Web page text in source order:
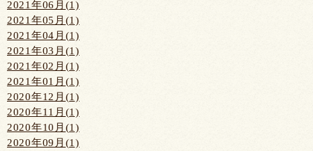
2021年06月(1)
2021年05月(1)
2021年04月(1)
2021年03月(1)
2021年02月(1)
2021年01月(1)
2020年12月(1)
2020年11月(1)
2020年10月(1)
2020年09月(1)